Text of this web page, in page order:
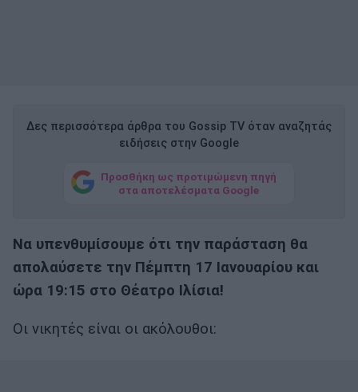
Δες περισσότερα άρθρα του Gossip TV όταν αναζητάς
ειδήσεις στην Google
Προσθήκη ως προτιμώμενη πηγή
στα αποτελέσματα Google
Να υπενθυμίσουμε ότι την παράσταση θα
απολαύσετε την Πέμπτη 17 Ιανουαρίου και
ώρα 19:15 στο Θέατρο Ιλίσια!
Οι νικητές είναι οι ακόλουθοι: